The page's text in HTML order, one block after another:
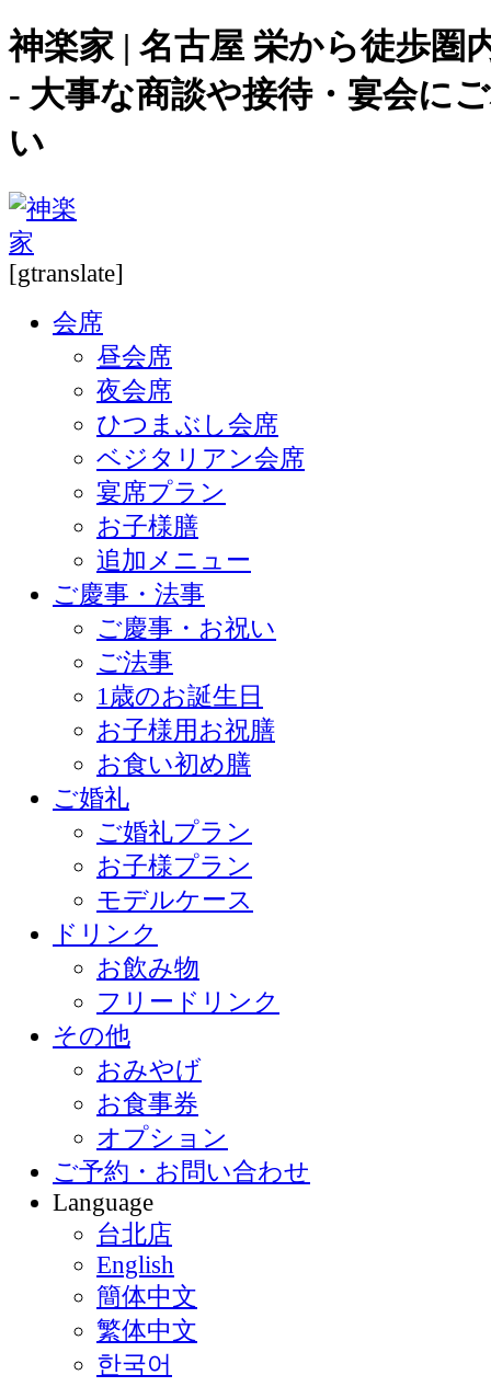
神楽家 | 名古屋 栄から徒歩圏
- 大事な商談や接待・宴会に
い
[gtranslate]
会席
昼会席
夜会席
ひつまぶし会席
ベジタリアン会席
宴席プラン
お子様膳
追加メニュー
ご慶事・法事
ご慶事・お祝い
ご法事
1歳のお誕生日
お子様用お祝膳
お食い初め膳
ご婚礼
ご婚礼プラン
お子様プラン
モデルケース
ドリンク
お飲み物
フリードリンク
その他
おみやげ
お食事券
オプション
ご予約・お問い合わせ
Language
台北店
English
簡体中文
繁体中文
한국어